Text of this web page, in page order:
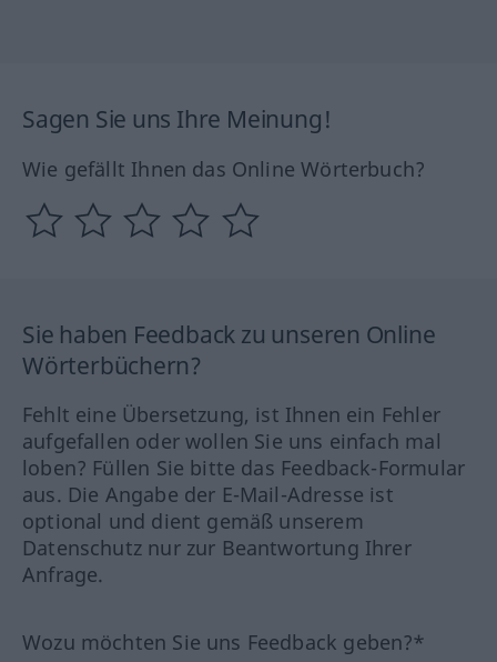
Sagen Sie uns Ihre Meinung!
Wie gefällt Ihnen das Online Wörterbuch?
Sie haben Feedback zu unseren Online
Wörterbüchern?
Fehlt eine Übersetzung, ist Ihnen ein Fehler
aufgefallen oder wollen Sie uns einfach mal
loben? Füllen Sie bitte das Feedback-Formular
aus. Die Angabe der E-Mail-Adresse ist
optional und dient gemäß unserem
Datenschutz nur zur Beantwortung Ihrer
Anfrage.
Wozu möchten Sie uns Feedback geben?*